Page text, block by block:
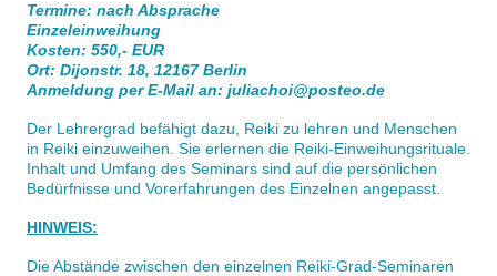
Termine: nach Absprache
Einzeleinweihung
Kosten: 550,- EUR
Ort: Dijonstr. 18, 12167 Berlin
Anmeldung per E-Mail an: juliachoi@posteo.de
Der Lehrergrad befähigt dazu, Reiki zu lehren und Menschen
in Reiki einzuweihen. Sie erlernen die Reiki-Einweihungsrituale.
Inhalt und Umfang des Seminars sind auf die persönlichen
Bedürfnisse und Vorerfahrungen des Einzelnen angepasst.
HINWEIS:
Die Abstände zwischen den einzelnen Reiki-Grad-Seminaren